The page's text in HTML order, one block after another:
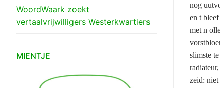
nog
en t
met n
slimste
zeid:
WoordWaark zoekt
vertaalvrijwilligers Westerkwartiers
MIENTJE